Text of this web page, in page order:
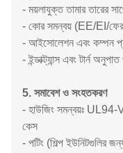
- ময়লাযুক্ত তামার তারের
- কোর সমন্বয় (EE/EI/
- আইসোলেশন এবং কম্পন
- ইন্ডাক্ট্যান্স এবং টার্ন অনুপাত
5. সমাবেশ ও সংহতকরণ
- হাউজিং সমন্বয়ঃ UL94-
কেস
- পটিং (শিল্প ইউনিটগুলির